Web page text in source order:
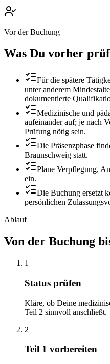
Vor der Buchung
Was Du vorher
Für die spätere
unter anderem
dokumentierte
Medizinische und
aufeinander auf; je nach
Prüfung nötig sein.
Die Präsenzphase
Braunschweig statt.
Plane Verpflegung,
ein.
Die Buchung ersetzt
persönlichen
Ablauf
Von der Buchung
1
Status prüfen
Kläre, ob Deine
Teil 2 sinnvoll anschließt.
2
Teil 1 vorbereiten